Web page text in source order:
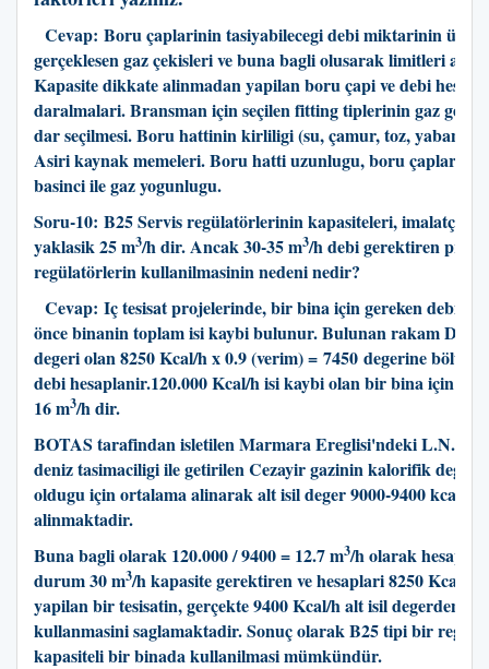
Cevap: Boru çaplarinin tasiyabilecegi debi miktarinin
gerçeklesen gaz çekisleri ve buna bagli olusarak limitleri asan
Kapasite dikkate alinmadan yapilan boru çapi ve debi
daralmalari. Bransman için seçilen fitting tiplerinin gaz geçis
dar seçilmesi. Boru hattinin kirliligi (su, çamur, toz, yabanci
Asiri kaynak memeleri. Boru hatti uzunlugu, boru çaplari ve
basinci ile gaz yogunlugu.
Soru-10: B25 Servis regülatörlerinin kapasiteleri, imalatçi
yaklasik 25 m3/h dir. Ancak 30-35 m3/h debi gerektiren
regülatörlerin kullanilmasinin nedeni nedir?
Cevap: Iç tesisat projelerinde, bir bina için gereken debi
önce binanin toplam isi kaybi bulunur. Bulunan rakam
degeri olan 8250 Kcal/h x 0.9 (verim) = 7450 degerine
debi hesaplanir.120.000 Kcal/h isi kaybi olan bir bina için
16 m3/h dir.
BOTAS tarafindan isletilen Marmara Ereglisi'ndeki L.N.G.
deniz tasimaciligi ile getirilen Cezayir gazinin kalorifik degeri
oldugu için ortalama alinarak alt isil deger 9000-9400 kcal/h
alinmaktadir.
Buna bagli olarak 120.000 / 9400 = 12.7 m3/h olarak
durum 30 m3/h kapasite gerektiren ve hesaplari 8250 Kcal/h
yapilan bir tesisatin, gerçekte 9400 Kcal/h alt isil degerden 26
kullanmasini saglamaktadir. Sonuç olarak B25 tipi bir
kapasiteli bir binada kullanilmasi mümkündür.